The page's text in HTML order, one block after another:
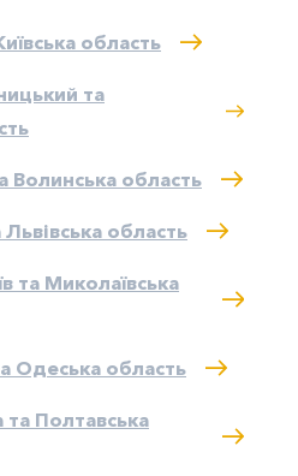
область
та
Волинська область
область
та Миколаївська
Одеська область
Полтавська